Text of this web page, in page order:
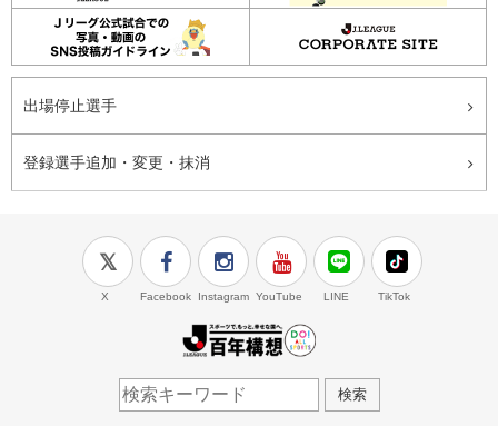
出場停止選手
登録選手追加・変更・抹消
X Facebook Instagram YouTube LINE TikTok
検索